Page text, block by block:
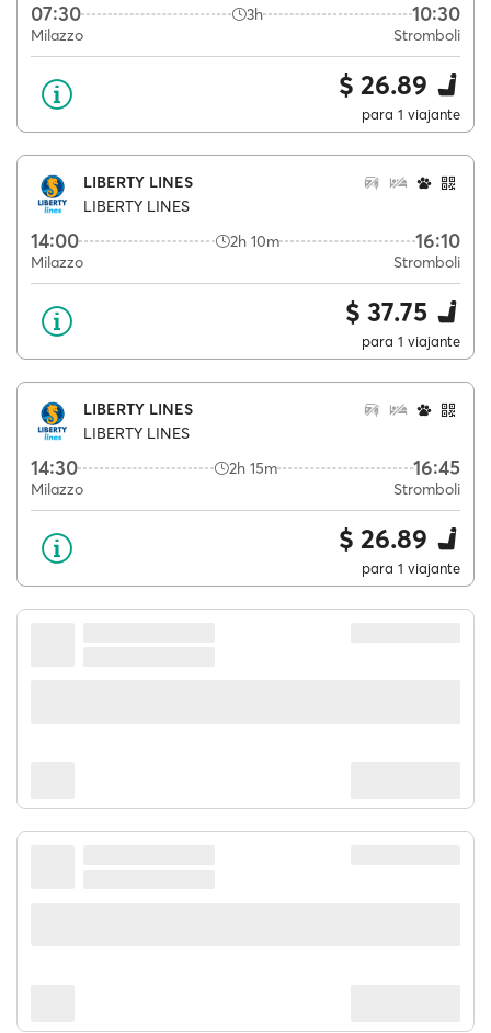
07:30 3h 10:30
Milazzo Stromboli
$ 26.89
para 1 viajante
LIBERTY LINES
LIBERTY LINES
14:00 2h 10m 16:10
Milazzo Stromboli
$ 37.75
para 1 viajante
LIBERTY LINES
LIBERTY LINES
14:30 2h 15m 16:45
Milazzo Stromboli
$ 26.89
para 1 viajante